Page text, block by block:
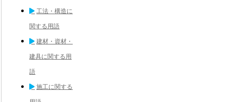
工法・構造に
関する用語
建材・資材・
建具に関する用
語
施工に関する